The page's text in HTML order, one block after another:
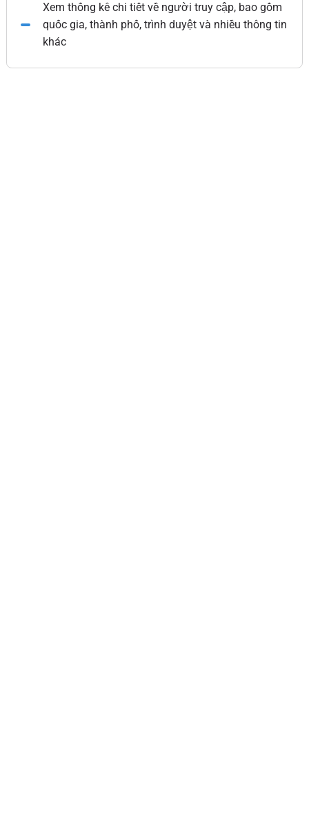
Xem thống kê chi tiết về người truy cập, bao gồm
quốc gia, thành phố, trình duyệt và nhiều thông tin
khác